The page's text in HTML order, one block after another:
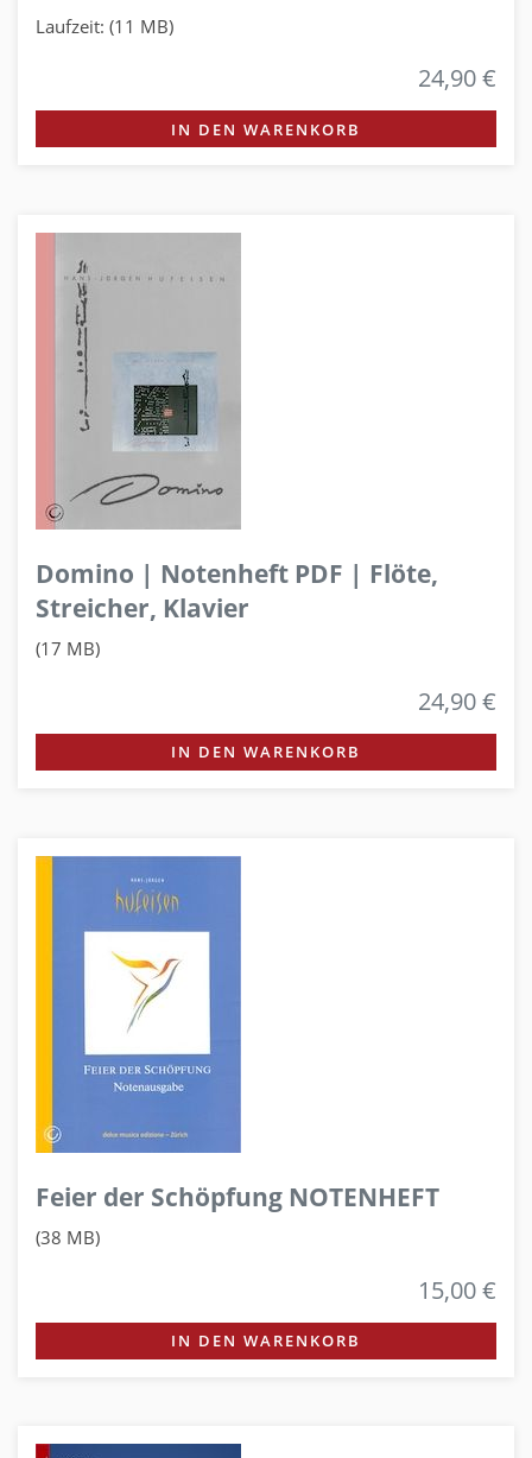
Laufzeit: (11 MB)
24,90 €
IN DEN WARENKORB
Domino | Notenheft PDF | Flöte,
Streicher, Klavier
(17 MB)
24,90 €
IN DEN WARENKORB
Feier der Schöpfung NOTENHEFT
(38 MB)
15,00 €
IN DEN WARENKORB